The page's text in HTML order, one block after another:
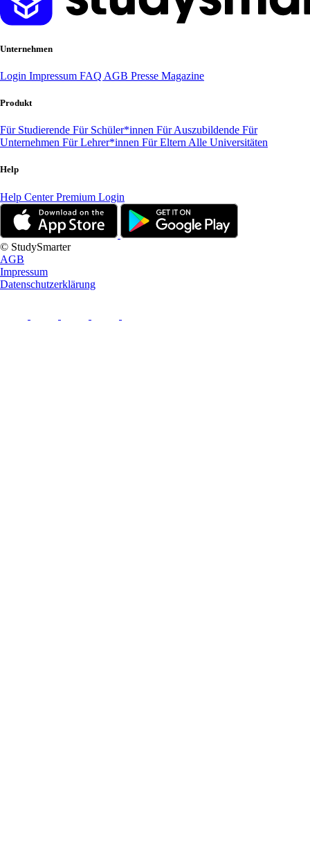
Unternehmen
Login Impressum FAQ AGB Presse Magazine
Produkt
Für Studierende Für Schüler*innen Für Auszubildende Für
Unternehmen Für Lehrer*innen Für Eltern Alle Universitäten
Help
Help CenterPremium Login
© StudySmarter
AGB
Impressum
Datenschutzerklärung